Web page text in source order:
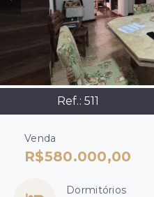
Ref.: 511
Venda
R$580.000,00
Dormitórios